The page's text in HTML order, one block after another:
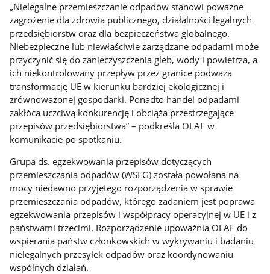
„Nielegalne przemieszczanie odpadów stanowi poważne
zagrożenie dla zdrowia publicznego, działalności legalnych
przedsiębiorstw oraz dla bezpieczeństwa globalnego.
Niebezpieczne lub niewłaściwie zarządzane odpadami może
przyczynić się do zanieczyszczenia gleb, wody i powietrza, a
ich niekontrolowany przepływ przez granice podważa
transformację UE w kierunku bardziej ekologicznej i
zrównoważonej gospodarki. Ponadto handel odpadami
zakłóca uczciwą konkurencję i obciąża przestrzegające
przepisów przedsiębiorstwa” – podkreśla OLAF w
komunikacie po spotkaniu.
Grupa ds. egzekwowania przepisów dotyczących
przemieszczania odpadów (WSEG) została powołana na
mocy niedawno przyjętego rozporządzenia w sprawie
przemieszczania odpadów, którego zadaniem jest poprawa
egzekwowania przepisów i współpracy operacyjnej w UE i z
państwami trzecimi. Rozporządzenie upoważnia OLAF do
wspierania państw członkowskich w wykrywaniu i badaniu
nielegalnych przesyłek odpadów oraz koordynowaniu
wspólnych działań.